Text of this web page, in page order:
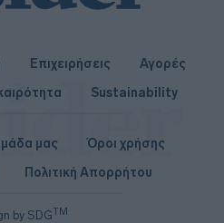
Επιχειρήσεις
Αγορές
Sustainability
by SDGTM
μας
Όροι χρήσης
Πολιτική Απορρήτου